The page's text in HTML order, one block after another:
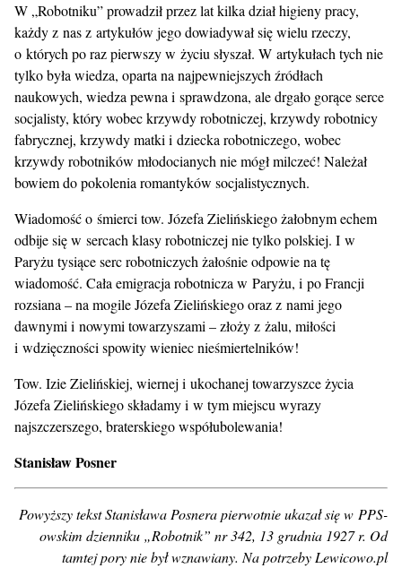
W „Robotniku” prowadził przez lat kilka dział higieny pracy,
każdy z nas z artykułów jego dowiadywał się wielu rzeczy,
o których po raz pierwszy w życiu słyszał. W artykułach tych nie
tylko była wiedza, oparta na najpewniejszych źródłach
naukowych, wiedza pewna i sprawdzona, ale drgało gorące serce
socjalisty, który wobec krzywdy robotniczej, krzywdy robotnicy
fabrycznej, krzywdy matki i dziecka robotniczego, wobec
krzywdy robotników młodocianych nie mógł milczeć! Należał
bowiem do pokolenia romantyków socjalistycznych.
Wiadomość o śmierci tow. Józefa Zielińskiego żałobnym echem
odbije się w sercach klasy robotniczej nie tylko polskiej. I w
Paryżu tysiące serc robotniczych żałośnie odpowie na tę
wiadomość. Cała emigracja robotnicza w Paryżu, i po Francji
rozsiana – na mogile Józefa Zielińskiego oraz z nami jego
dawnymi i nowymi towarzyszami – złoży z żalu, miłości
i wdzięczności spowity wieniec nieśmiertelników!
Tow. Izie Zielińskiej, wiernej i ukochanej towarzyszce życia
Józefa Zielińskiego składamy i w tym miejscu wyrazy
najszczerszego, braterskiego współubolewania!
Stanisław Posner
Powyższy tekst Stanisława Posnera pierwotnie ukazał się w PPS-
owskim dzienniku „Robotnik” nr 342, 13 grudnia 1927 r. Od
tamtej pory nie był wznawiany. Na potrzeby Lewicowo.pl